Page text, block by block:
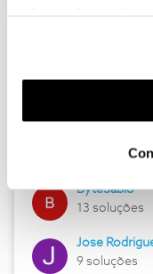
funcionalidades
funcionalidade) e
(cookies de
utilização dos
Hall of
17 soluções
ByteSábio
13 soluções
Jose
9 soluções